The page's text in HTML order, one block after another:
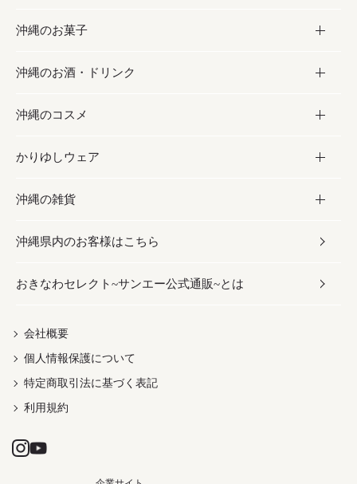
お肉
海産物
缶詰／パウチ
沖縄料理
沖縄そば／乾麺
レトルト食品
乾物／粉類
調味料
砂糖／黒砂糖
塩
お酢／ドレッシング
しょうゆ
みそ
だし／スパイス／島唐辛子
沖縄のお菓子
お菓子
黒糖
ちんすこう
伝統菓子
スナック
おつまみ
紅芋
沖縄のお酒・ドリンク
お酒・ドリンク
泡盛
ビール・チューハイ
ワイン・ウィスキー・カクテル
ドリンク
茶葉
沖縄のコスメ
コスメ
スキンケア
ボディケア
ヘアケア
UVケア
かりゆしウェア
かりゆしウェア
メンズ
レディース
沖縄の雑貨
雑貨
沖縄ファッション
伝統工芸品
沖縄県内のお客様はこちら
おきなわセレクト~サンエー公式通販~とは
会社概要
個人情報保護について
特定商取引法に基づく表記
利用規約